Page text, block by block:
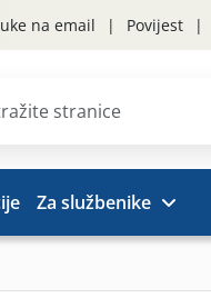
na email Povijest
Za službenike